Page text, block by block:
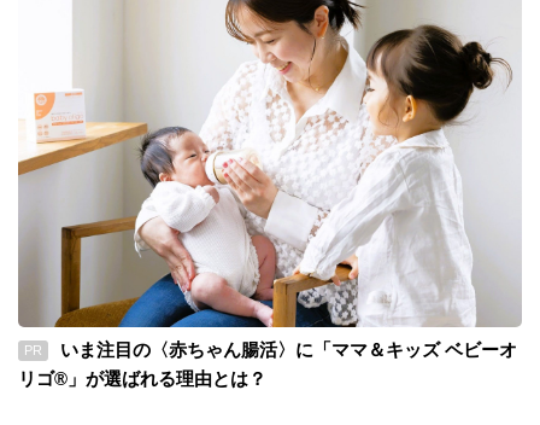
PR
いま注目の〈赤ちゃん腸活〉に「ママ＆キッズ ベビーオ
リゴ®」が選ばれる理由とは？